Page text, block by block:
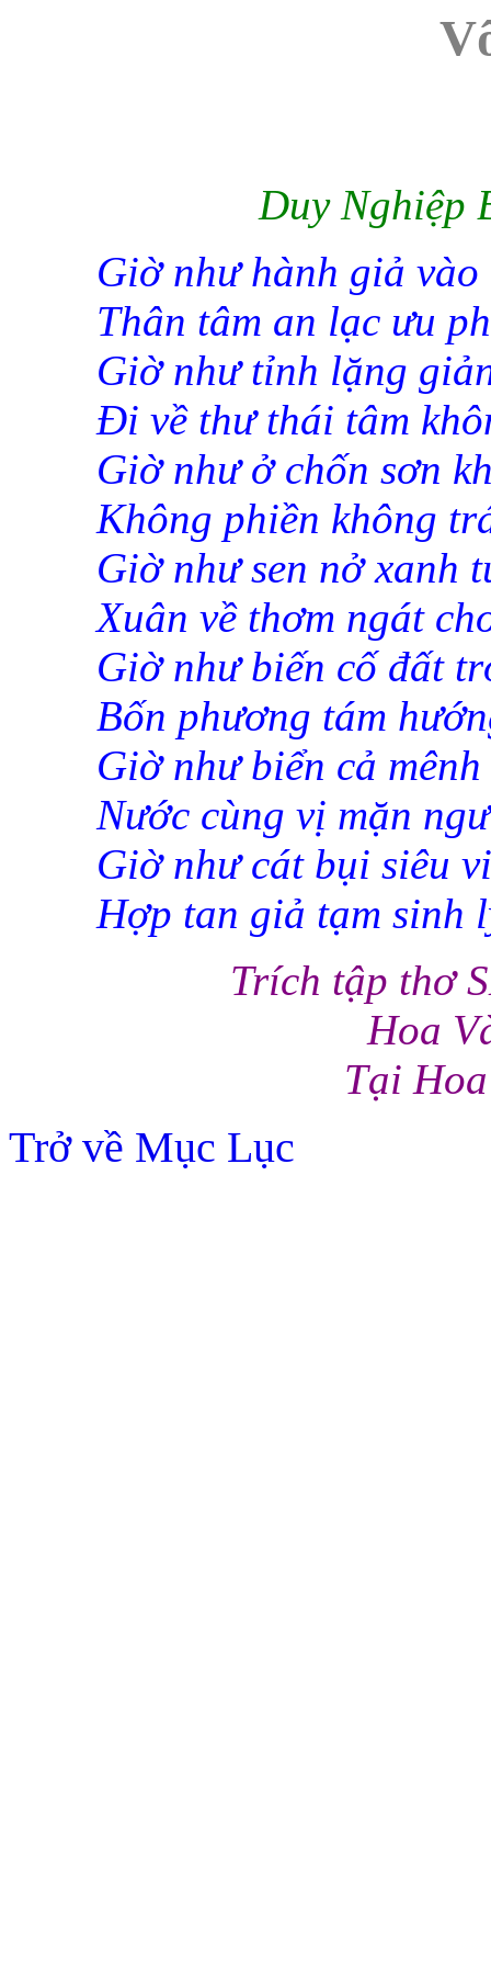
Duy Nghiệp
Giờ như hành giả vào
Thân tâm an lạc ưu
Giờ như tỉnh lặng g
Ði về thư thái tâm
Giờ như ở chốn sơn
Không phiền không
Giờ như sen nở xanh
Xuân về thơm ngát
Giờ như biến cố đất
Bốn phương tám
Giờ như biển cả
Nước cùng vị mặn
Giờ như cát bụi siêu vi
Hợp tan giả tạm sinh
Trích tập thơ
Hoa
Tại
Trở về Mục Lục